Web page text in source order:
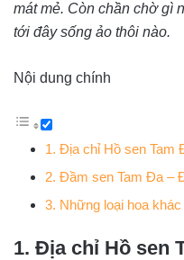
mát mẻ. Còn chần chờ gì
tới đây sống ảo thôi nào.
Nội dung chính
1. Địa chỉ Hồ sen Tam
2. Đầm sen Tam Đa –
3. Những loại hoa
1. Địa chỉ Hồ sen